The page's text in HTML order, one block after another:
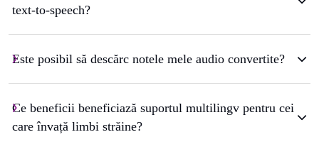
text-to-speech?
Este posibil să descărc notele mele audio convertite?
Ce beneficii beneficiază suportul multilingv pentru cei
care învață limbi străine?